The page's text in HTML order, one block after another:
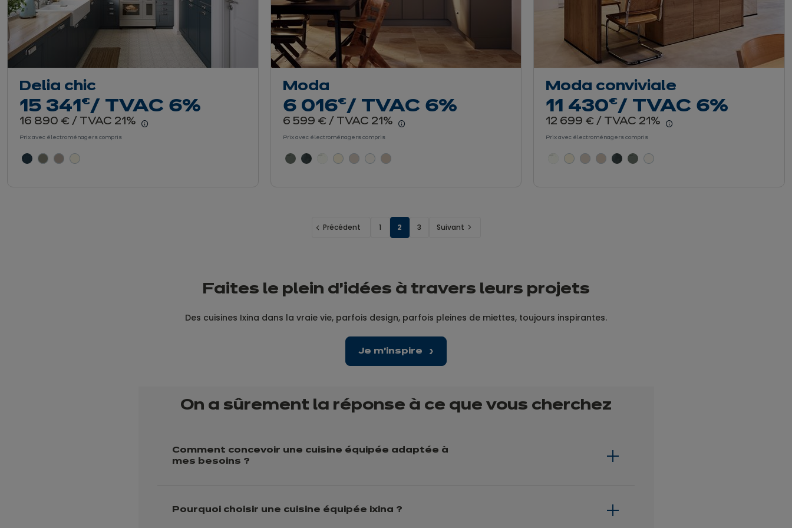
Delia chic
15 341 €
euros / TVAC 6%
16 890 € euros
/ TVAC 21%
En savoir plus - Afficher le détail du prix
Prix avec électroménagers compris
Moda
6 016€
euros / TVAC 6%
6 599 € euros
/ TVAC 21%
En savoir plus - Afficher le détail du prix
Prix avec électroménagers compris
Moda conviviale
11 430€
euros / TVAC 6%
12 699 € euros
/ TVAC 21%
En savoir plus -
Prix avec électroménagers compris
Précédent 1 2 3 Suivant
Faites le plein d’idées à travers leurs projets
Des cuisines Ixina dans la vraie vie, parfois design, parfois pleines de miettes, toujours inspirantes.
Je m'inspire
On a sûrement la réponse à ce que vous cherchez
Comment concevoir une cuisine équipée adaptée à
mes besoins ?
Pourquoi choisir une cuisine équipée ixina ?